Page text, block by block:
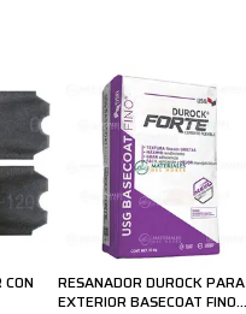
RESANADOR DUROCK PARA
EXTERIOR BASECOAT FINO